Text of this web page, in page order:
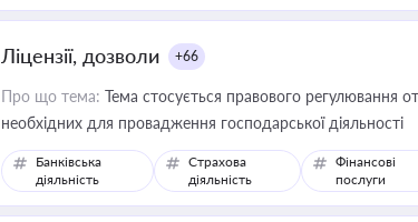
Ліцензії, дозволи +66
Про що тема: Тема стосується правового регулювання
необхідних для провадження господарської діяльності
Банківська
діяльність
Страхова
діяльність
Фінансові
послуги